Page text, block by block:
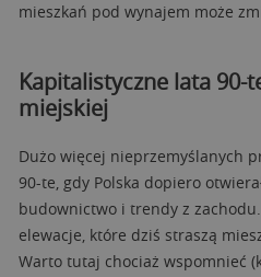
mieszkań pod wynajem może
Kapitalistyczne lata 90-
miejskiej
Dużo więcej nieprzemyślanych
90-te, gdy Polska dopiero
budownictwo i trendy z zachodu.
elewacje, które dziś straszą
Warto tutaj chociaż wspomnieć